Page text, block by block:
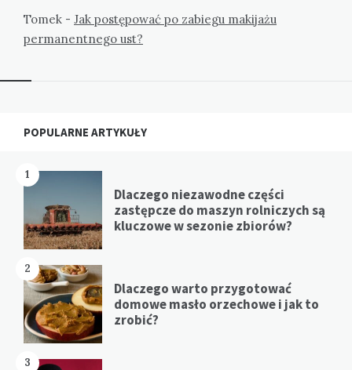
Tomek - Jak postępować po zabiegu makijażu
permanentnego ust?
Widgets
POPULARNE ARTYKUŁY
1
Dlaczego niezawodne części
zastępcze do maszyn rolniczych są
kluczowe w sezonie zbiorów?
2
Dlaczego warto przygotować
domowe masło orzechowe i jak to
zrobić?
3